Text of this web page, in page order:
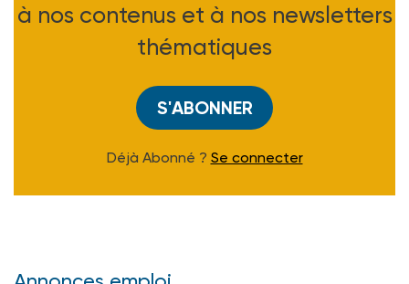
à nos contenus et à nos newsletters
thématiques
S'ABONNER
Déjà Abonné ? Se connecter